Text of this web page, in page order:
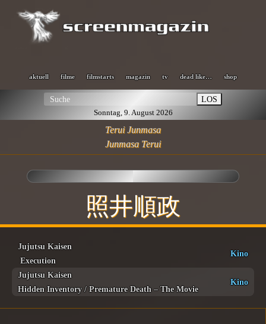
aktuell filme filmstarts magazin tv dead like… shop
LOS
Sonntag, 9. August 2026
照井順政
Terui Junmasa
Junmasa Terui
Jujutsu Kaisen
Execution
Kino
Jujutsu Kaisen
Hidden Inventory / Premature Death – The Movie
Kino